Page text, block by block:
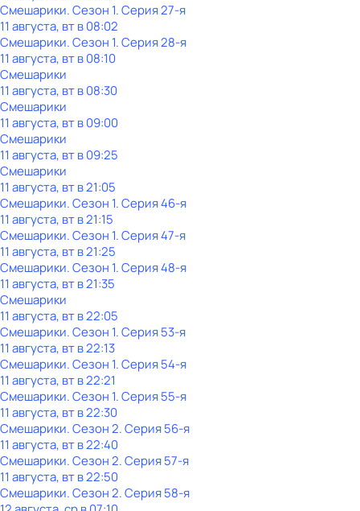
Смешарики. Сезон 1. Серия 27-я
11 августа, вт в 08:02
Смешарики. Сезон 1. Серия 28-я
11 августа, вт в 08:10
Смешарики
11 августа, вт в 08:30
Смешарики
11 августа, вт в 09:00
Смешарики
11 августа, вт в 09:25
Смешарики
11 августа, вт в 21:05
Смешарики. Сезон 1. Серия 46-я
11 августа, вт в 21:15
Смешарики. Сезон 1. Серия 47-я
11 августа, вт в 21:25
Смешарики. Сезон 1. Серия 48-я
11 августа, вт в 21:35
Смешарики
11 августа, вт в 22:05
Смешарики. Сезон 1. Серия 53-я
11 августа, вт в 22:13
Смешарики. Сезон 1. Серия 54-я
11 августа, вт в 22:21
Смешарики. Сезон 1. Серия 55-я
11 августа, вт в 22:30
Смешарики. Сезон 2. Серия 56-я
11 августа, вт в 22:40
Смешарики. Сезон 2. Серия 57-я
11 августа, вт в 22:50
Смешарики. Сезон 2. Серия 58-я